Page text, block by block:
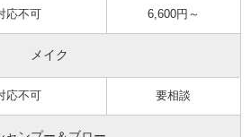
応不可 6,600円～
メイク
応不可 要相談